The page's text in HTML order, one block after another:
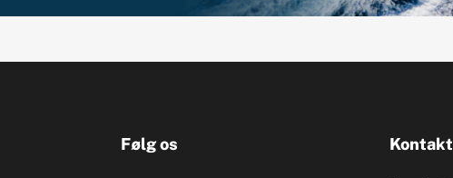
Følg os Kontakt